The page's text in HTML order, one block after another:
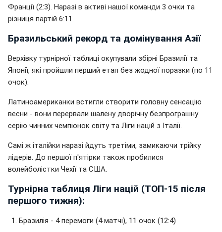
Франції (2:3). Наразі в активі нашої команди 3 очки та
різниця партій 6:11.
Бразильський рекорд та домінування Азії
Верхівку турнірної таблиці окупували збірні Бразилії та
Японії, які пройшли перший етап без жодної поразки (по 11
очок).
Латиноамериканки встигли створити головну сенсацію
весни - вони перервали шалену дворічну безпрограшну
серію чинних чемпіонок світу та Ліги націй з Італії.
Самі ж італійки наразі йдуть третіми, замикаючи трійку
лідерів. До першої п'ятірки також пробилися
волейболістки Чехії та США.
Турнірна таблиця Ліги націй (ТОП-15 після
першого тижня):
Бразилія - 4 перемоги (4 матчі), 11 очок (12:4)